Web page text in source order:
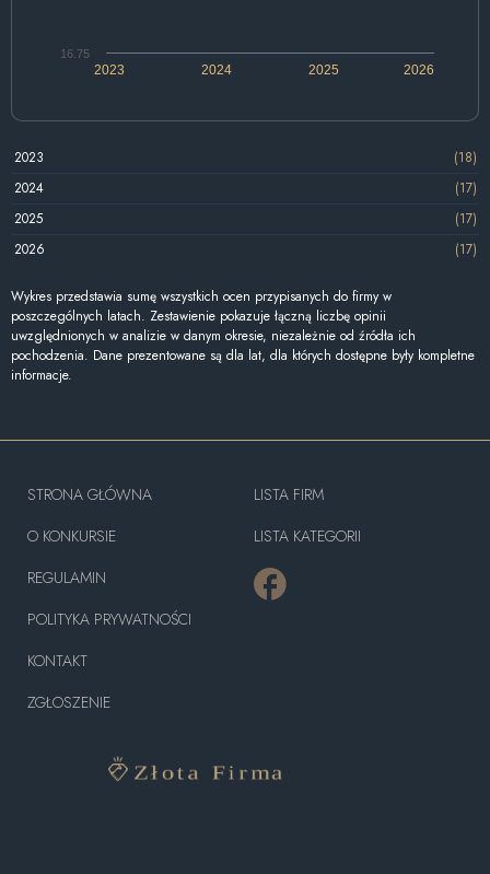
2024 2026
2023 2025
16.75
2023
(18)
2024
(17)
2025
(17)
2026
(17)
Wykres przedstawia sumę wszystkich ocen przypisanych do firmy w
poszczególnych latach. Zestawienie pokazuje łączną liczbę opinii
uwzględnionych w analizie w danym okresie, niezależnie od źródła ich
pochodzenia. Dane prezentowane są dla lat, dla których dostępne były kompletne
informacje.
STRONA GŁÓWNA
O KONKURSIE
REGULAMIN
POLITYKA PRYWATNOŚCI
KONTAKT
ZGŁOSZENIE
LISTA FIRM
LISTA KATEGORII